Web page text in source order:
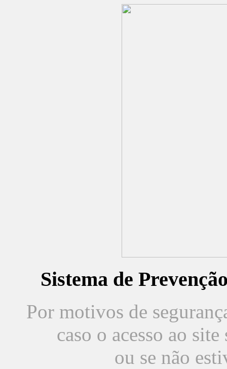
Sistema de
Por motivos de
caso o acesso ao
ou se não